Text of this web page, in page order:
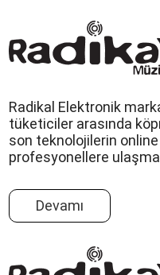
Radikal Elektronik
tüketiciler arasında
son teknolojilerin
profesyonellere
Devamı